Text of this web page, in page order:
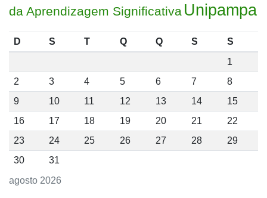
da Aprendizagem Significativa Unipampa
agosto 2026
D S T Q Q S
S
1
2
3 4 5 6 7
8
9
10 11 12 13 14
15
16
17 18 19 20 21
22
23
24 25 26 27 28
29
30
31